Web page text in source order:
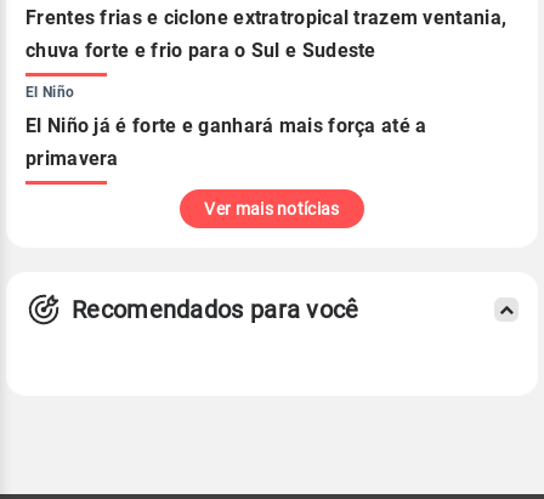
Frentes frias e ciclone extratropical trazem ventania,
chuva forte e frio para o Sul e Sudeste
El Niño
El Niño já é forte e ganhará mais força até a
primavera
Ver mais notícias
Recomendados para você